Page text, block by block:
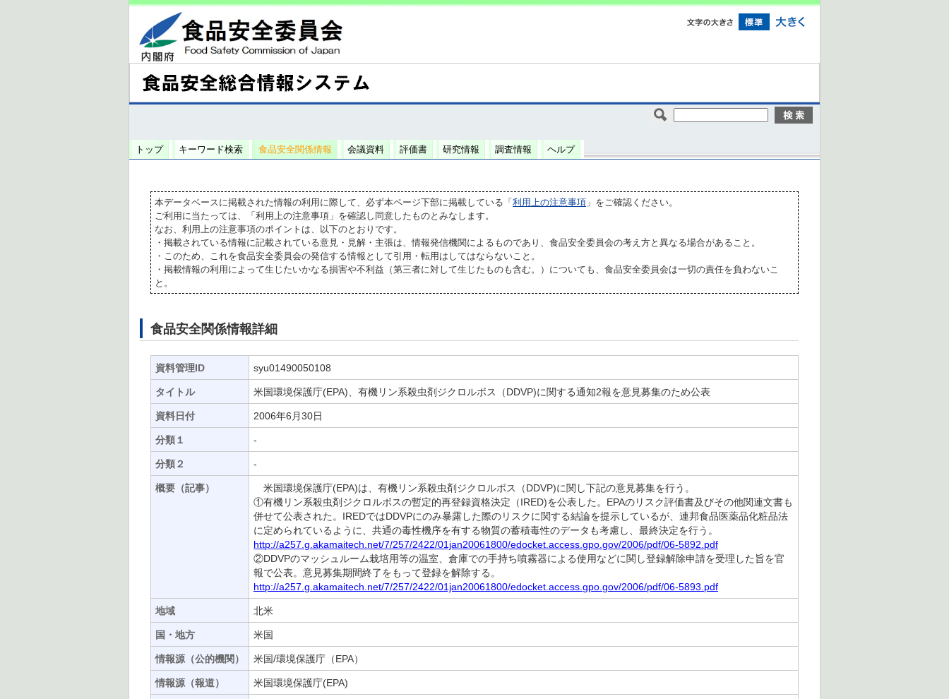
トップ キーワード検索 食品安全関係情報 会議資料 評価書 研究情報 調査情報 ヘルプ
本データベースに掲載された情報の利用に際して、必ず本ページ下部に掲載している「 利用上の注意事項 」をご確認ください。
ご利用に当たっては、「利用上の注意事項」を確認し同意したものとみなします。
なお、利用上の注意事項のポイントは、以下のとおりです。
・掲載されている情報に記載されている意見・見解・主張は、情報発信機関によるものであり、食品安全委員会の考え方と異なる場合があること。
・このため、これを食品安全委員会の発信する情報として引用・転用はしてはならないこと。
・掲載情報の利用によって生じたいかなる損害や不利益（第三者に対して生じたものも含む。）についても、食品安全委員会は一切の責任を負わないこ
と。
食品安全関係情報詳細
資料管理ID syu01490050108
タイトル 米国環境保護庁(EPA)、有機リン系殺虫剤ジクロルボス（DDVP)に関する通知2報を意見募集のため公表
資料日付 2006年6月30日
分類１ -
分類２ -
概要（記事）
米国環境保護庁(EPA)は、有機リン系殺虫剤ジクロルボス（DDVP)に関し下記の意見募集を行う。
①有機リン系殺虫剤ジクロルボスの暫定的再登録資格決定（IRED)を公表した。EPAのリスク評価書及びその他関連文書も
併せて公表された。IREDではDDVPにのみ暴露した際のリスクに関する結論を提示しているが、連邦食品医薬品化粧品法
に定められているように、共通の毒性機序を有する物質の蓄積毒性のデータも考慮し、最終決定を行う。
http://a257.g.akamaitech.net/7/257/2422/01jan20061800/edocket.access.gpo.gov/2006/pdf/06-5892.pdf
②DDVPのマッシュルーム栽培用等の温室、倉庫での手持ち噴霧器による使用などに関し登録解除申請を受理した旨を官
報で公表。意見募集期間終了をもって登録を解除する。
http://a257.g.akamaitech.net/7/257/2422/01jan20061800/edocket.access.gpo.gov/2006/pdf/06-5893.pdf
地域 北米
国・地方 米国
情報源（公的機関） 米国/環境保護庁（EPA）
情報源（報道） 米国環境保護庁(EPA)